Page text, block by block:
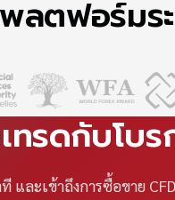
ตฟอร์มร
ทรดกับโบ
และเข้าถึงการซื้อขาย